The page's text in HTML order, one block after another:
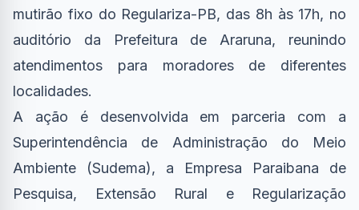
mutirão fixo do Regulariza-PB, das 8h às 17h, no
auditório da Prefeitura de Araruna, reunindo
atendimentos para moradores de diferentes
localidades.
A ação é desenvolvida em parceria com a
Superintendência de Administração do Meio
Ambiente (Sudema), a Empresa Paraibana de
Pesquisa, Extensão Rural e Regularização